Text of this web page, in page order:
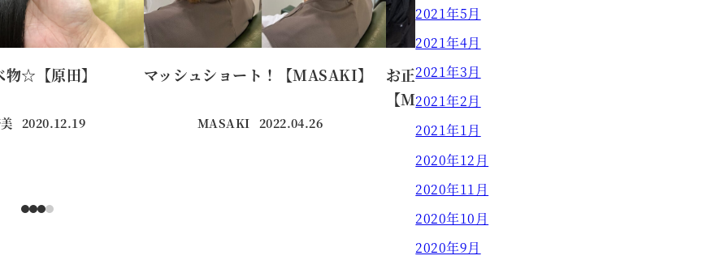
☆【原田】
投稿日
2020.12.19
マッシュショート！【MASAKI】
MASAKI 投稿日
2022.04.26
お正月満喫しております
【MASAKI】
2021年5月
2021年4月
2021年3月
2021年2月
2021年1月
2020年12月
2020年11月
2020年10月
2020年9月